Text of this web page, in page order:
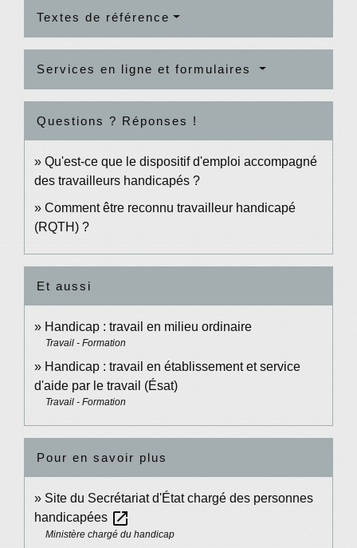
Textes de référence
Services en ligne et formulaires
Questions ? Réponses !
Qu'est-ce que le dispositif d'emploi accompagné
des travailleurs handicapés ?
Comment être reconnu travailleur handicapé
(RQTH) ?
Et aussi
Handicap : travail en milieu ordinaire
Travail - Formation
Handicap : travail en établissement et service
d'aide par le travail (Ésat)
Travail - Formation
Pour en savoir plus
Site du Secrétariat d'État chargé des personnes
handicapées open_in_new
Ministère chargé du handicap